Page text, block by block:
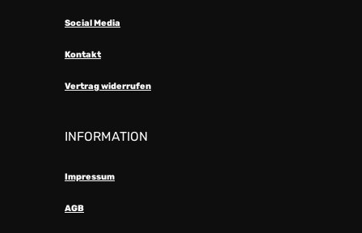
Social Media
Kontakt
Vertrag widerrufen
INFORMATION
Impressum
AGB